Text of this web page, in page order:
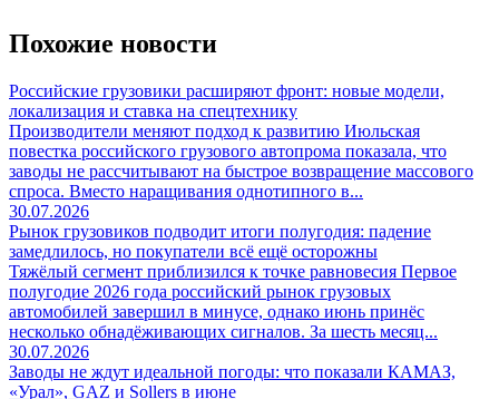
Похожие новости
Российские грузовики расширяют фронт: новые модели,
локализация и ставка на спецтехнику
Производители меняют подход к развитию Июльская
повестка российского грузового автопрома показала, что
заводы не рассчитывают на быстрое возвращение массового
спроса. Вместо наращивания однотипного в...
30.07.2026
Рынок грузовиков подводит итоги полугодия: падение
замедлилось, но покупатели всё ещё осторожны
Тяжёлый сегмент приблизился к точке равновесия Первое
полугодие 2026 года российский рынок грузовых
автомобилей завершил в минусе, однако июнь принёс
несколько обнадёживающих сигналов. За шесть месяц...
30.07.2026
Заводы не ждут идеальной погоды: что показали КАМАЗ,
«Урал», GAZ и Sollers в июне